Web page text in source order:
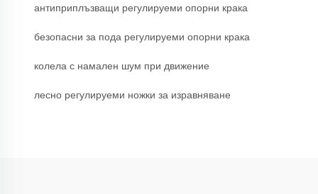
антиприплъзващи регулируеми опорни крака
безопасни за пода регулируеми опорни крака
колела с намален шум при движение
лесно регулируеми ножки за изравняване